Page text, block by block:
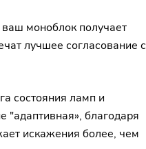
моноблок получает
лучшее согласование с
состояния ламп и
"адаптивная», благодаря
искажения более, чем